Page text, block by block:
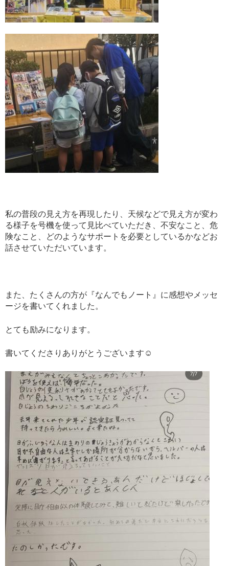
私の普段の見え方を再現したり、天候などで見え方が変わ
る様子を号機を使って見比べていただき、不安なこと、危
険なこと、どのようなサポートを必要としているかなどお
話させていただいています。
また、たくさんの方が『なんでもノート』に感想やメッセ
ージを書いてくれました。
とても励みになります。
書いてくださりありがとうございます☺️